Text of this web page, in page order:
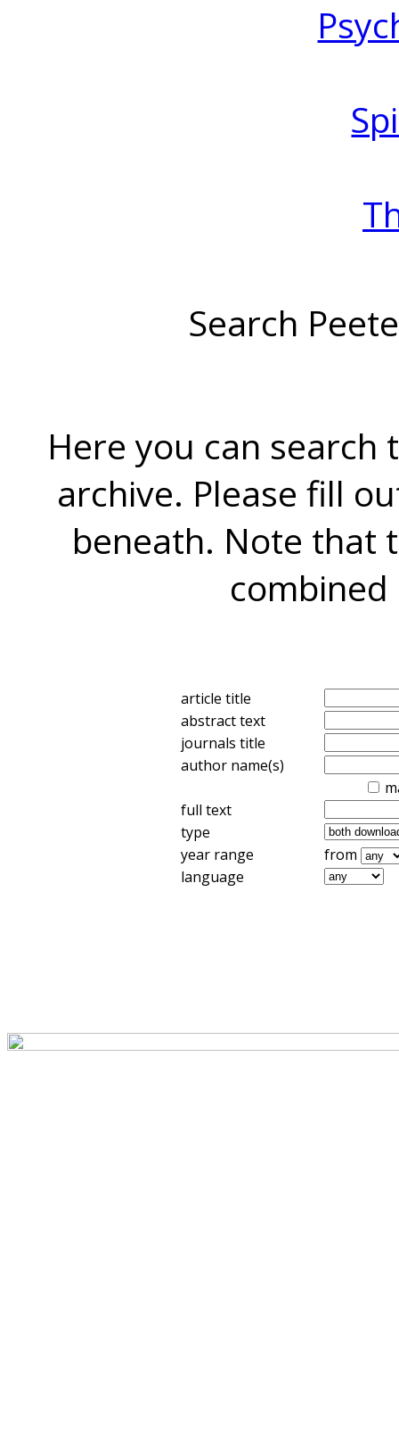
Search
Here you can search
archive. Please fill
beneath. Note that
combined
article title
abstract text
journals title
author name(s)
full text
type
year range
from
language